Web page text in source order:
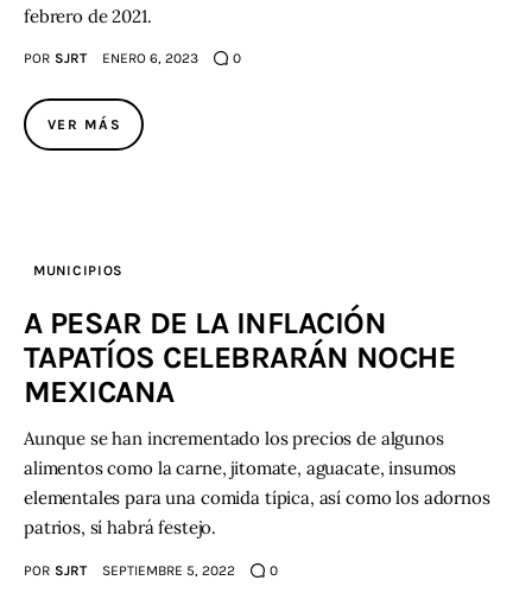
febrero de 2021.
POR SJRT ENERO 6, 2023 0
VER MÁS
MUNICIPIOS
A PESAR DE LA INFLACIÓN
TAPATÍOS CELEBRARÁN NOCHE
MEXICANA
Aunque se han incrementado los precios de algunos
alimentos como la carne, jitomate, aguacate, insumos
elementales para una comida típica, así como los adornos
patrios, sí habrá festejo.
POR SJRT SEPTIEMBRE 5, 2022 0